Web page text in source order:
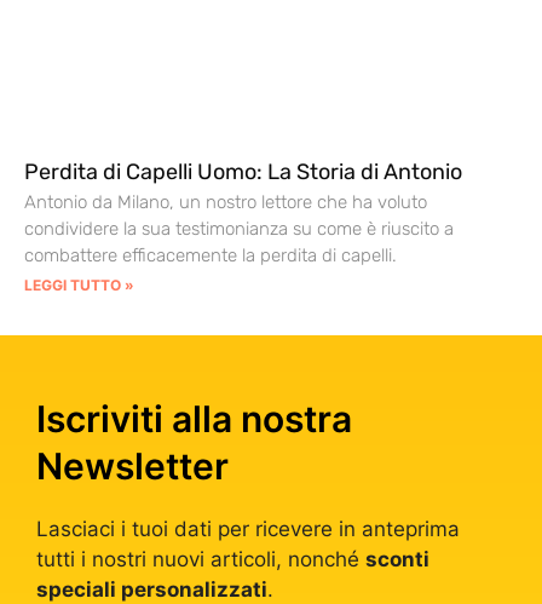
Perdita di Capelli Uomo: La Storia di Antonio
Antonio da Milano, un nostro lettore che ha voluto
condividere la sua testimonianza su come è riuscito a
combattere efficacemente la perdita di capelli.
LEGGI TUTTO »
Iscriviti alla nostra
Newsletter
Lasciaci i tuoi dati per ricevere in anteprima
tutti i nostri nuovi articoli, nonché sconti
speciali personalizzati.